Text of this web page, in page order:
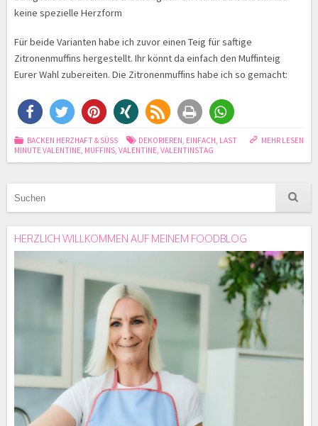
keine spezielle Herzform
Für beide Varianten habe ich zuvor einen Teig für saftige
Zitronenmuffins hergestellt. Ihr könnt da einfach den Muffinteig
Eurer Wahl zubereiten. Die Zitronenmuffins habe ich so gemacht:
MEHR LESEN
BACKEN HERZHAFT & SÜSS DEKORIEREN, EINFACH, LAST
MINUTE VALENTINE, MUFFINS, VALENTINE, VALENTINSTAG
HERZLICH WILLKOMMEN AUF MEINEM FOODBLOG